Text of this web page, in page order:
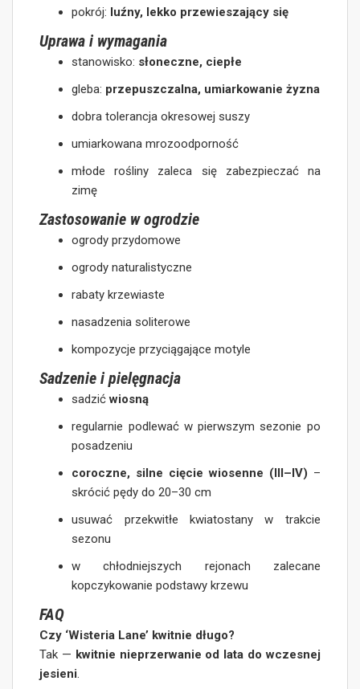
pokrój: luźny, lekko przewieszający się
Uprawa i wymagania
stanowisko: słoneczne, ciepłe
gleba: przepuszczalna, umiarkowanie żyzna
dobra tolerancja okresowej suszy
umiarkowana mrozoodporność
młode rośliny zaleca się zabezpieczać na
zimę
Zastosowanie w ogrodzie
ogrody przydomowe
ogrody naturalistyczne
rabaty krzewiaste
nasadzenia soliterowe
kompozycje przyciągające motyle
Sadzenie i pielęgnacja
sadzićwiosną
regularnie podlewać w pierwszym sezonie po
posadzeniu
coroczne, silne cięcie wiosenne (III–IV) –
skrócić pędy do 20–30 cm
usuwać przekwitłe kwiatostany w trakcie
sezonu
w chłodniejszych rejonach zalecane
kopczykowanie podstawy krzewu
FAQ
Czy ‘Wisteria Lane’ kwitnie długo?
Tak — kwitnie nieprzerwanie od lata do wczesnej
jesieni.